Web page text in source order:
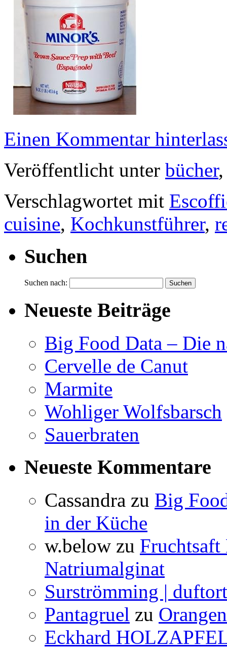
Einen Kommentar
Veröffentlicht unter bücher
Verschlagwortet mit
cuisine, Kochkunstführer,
Suchen
Suchen nach:
Neueste Beiträge
Big Food Data – Die
Cervelle de Canut
Marmite
Wohliger Wolfsbarsch
Sauerbraten
Neueste Kommentare
Cassandra zu Big
in der Küche
w.below zu
Natriumalginat
Surströmming |
Pantagruel zu
Eckhard